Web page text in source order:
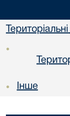
•
• Інше